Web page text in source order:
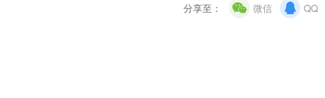
分享至： 微信 QQ